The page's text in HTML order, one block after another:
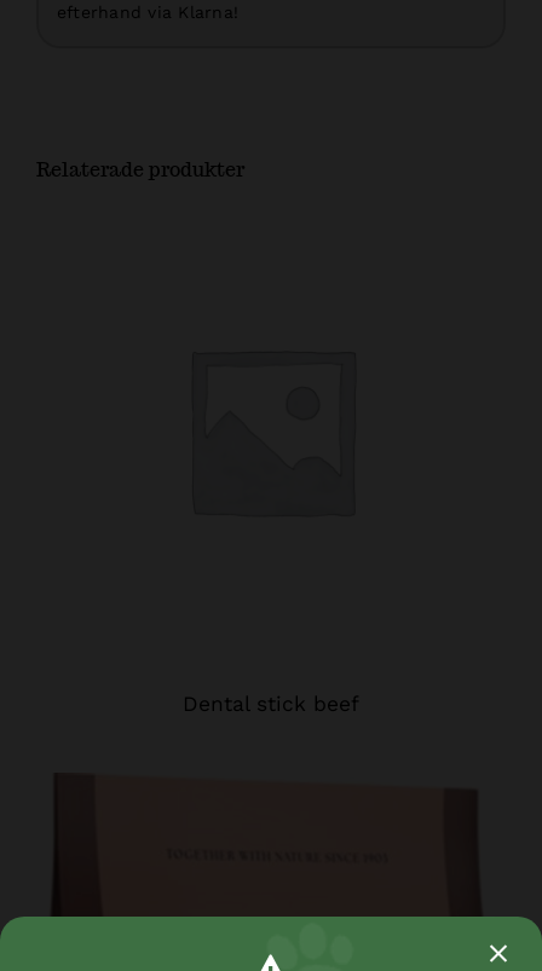
efterhand via Klarna!
Relaterade produkter
Dental stick beef